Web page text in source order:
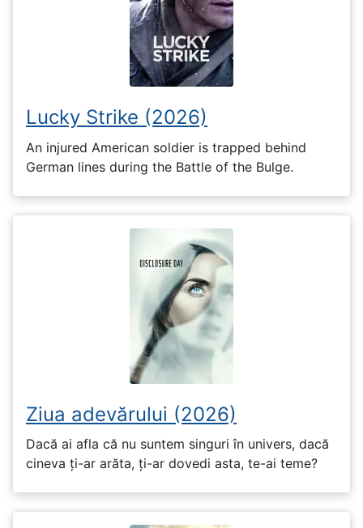
Lucky Strike (2026)
An injured American soldier is trapped behind
German lines during the Battle of the Bulge.
Ziua adevărului (2026)
Dacă ai afla că nu suntem singuri în univers, dacă
cineva ți-ar arăta, ți-ar dovedi asta, te-ai teme?